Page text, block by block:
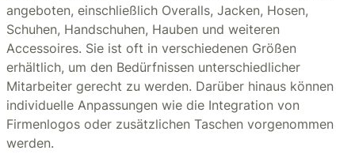
angeboten, einschließlich Overalls, Jacken, Hosen,
Schuhen, Handschuhen, Hauben und weiteren
Accessoires. Sie ist oft in verschiedenen Größen
erhältlich, um den Bedürfnissen unterschiedlicher
Mitarbeiter gerecht zu werden. Darüber hinaus können
individuelle Anpassungen wie die Integration von
Firmenlogos oder zusätzlichen Taschen vorgenommen
werden.